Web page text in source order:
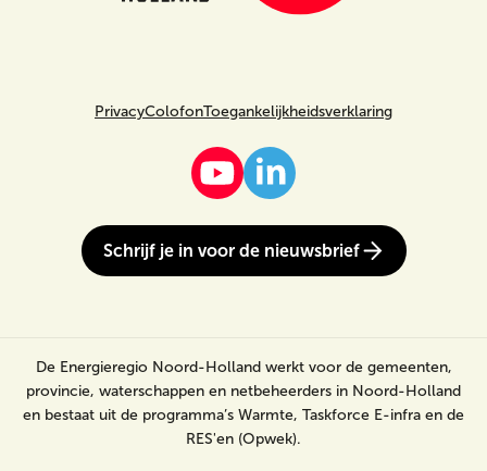
PrivacyColofonToegankelijkheidsverklaring
Schrijf je in voor de nieuwsbrief
De Energieregio Noord-Holland werkt voor de gemeenten,
provincie, waterschappen en netbeheerders in Noord-Holland
en bestaat uit de programma’s Warmte, Taskforce E-infra en de
RES'en (Opwek).